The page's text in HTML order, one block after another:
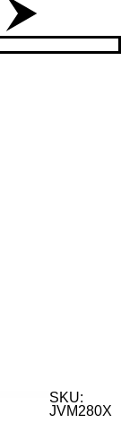
SKU:
JVM280X